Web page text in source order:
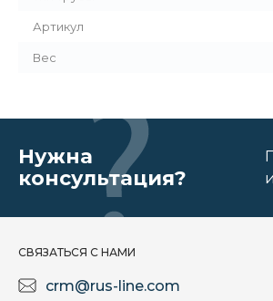
Артикул
Вес
Нужна
консультация?
СВЯЗАТЬСЯ С НАМИ
crm@rus-line.com